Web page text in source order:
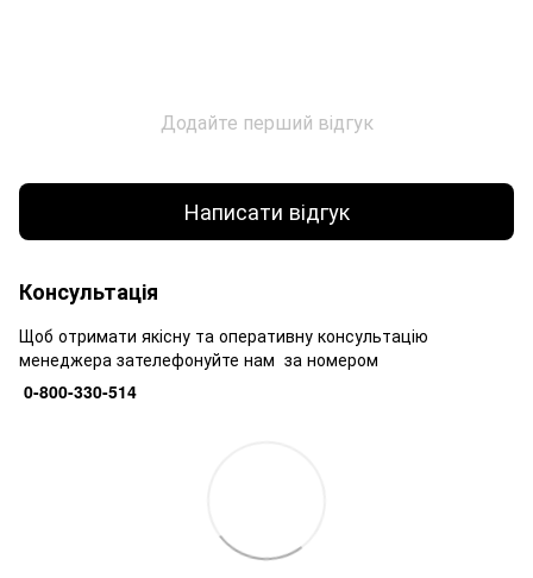
Додайте перший відгук
Написати відгук
Консультація
Щоб отримати якісну та оперативну консультацію
менеджера зателефонуйте нам за номером
0-800-330-514